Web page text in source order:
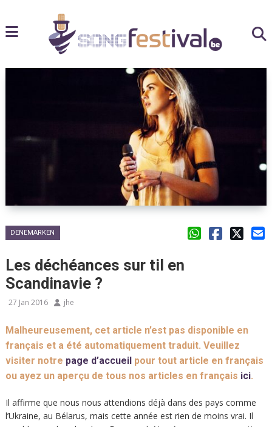
DENEMARKEN
Les déchéances sur til en
Scandinavie ?
27 Jan 2016 jhe
Malheureusement, cet article n’est pas disponible en
français et a été automatiquement traduit. Veuillez
visiter notre page d’accueilpour tout article en français
ou ayez un aperçu de tous nos articles en français ici.
Il affirme que nous nous attendions déjà dans des pays comme
l’Ukraine, au Bélarus, mais cette année est rien de moins vrai. Il